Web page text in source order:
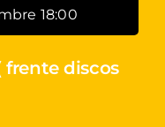
18:00
frente discos